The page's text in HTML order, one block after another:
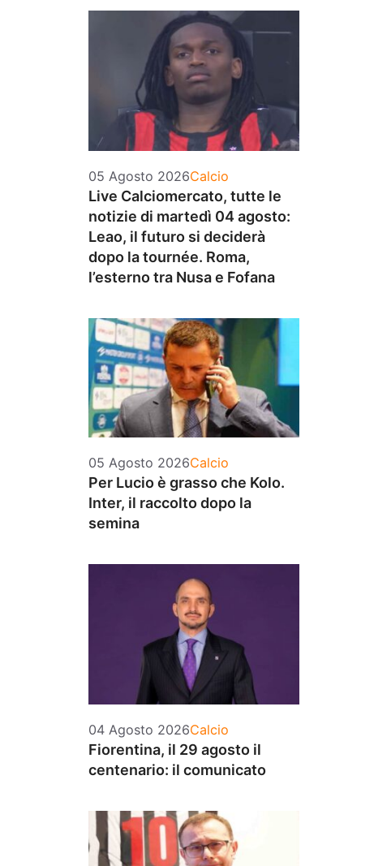
05 Agosto 2026Categorie
Calcio
Live Calciomercato, tutte le
notizie di martedì 04 agosto:
Leao, il futuro si deciderà
dopo la tournée. Roma,
l’esterno tra Nusa e Fofana
05 Agosto 2026Categorie
Calcio
Per Lucio è grasso che Kolo.
Inter, il raccolto dopo la
semina
04 Agosto 2026Categorie
Calcio
Fiorentina, il 29 agosto il
centenario: il comunicato